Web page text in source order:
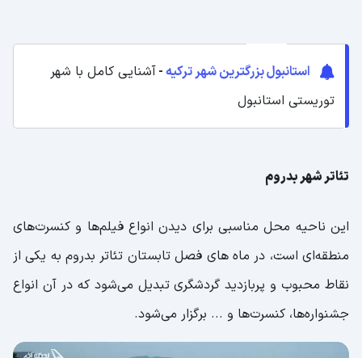
استانبول بزرگترین شهر ترکیه-آشنایی کامل با شهر
توریستی استانبول
تئاتر شهر بدروم
این ناحیه محل مناسبی برای دیدن انواع فیلم‌ها و کنسرت‌های
منطقه‌ای است، در ماه های فصل تابستان تئاتر بدروم به یکی از
نقاط محبوب و پربازدید گردشگری تبدیل می‌شود که در آن انواع
جشنواره‌ها، کنسرت‌ها و ... برگزار می‌شود.